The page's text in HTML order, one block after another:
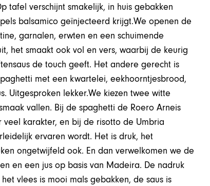
tafel verschijnt smakelijk, in huis gebakken
balsamico geïnjecteerd krijgt.We openen de
garnalen, erwten en een schuimende
het smaakt ook vol en vers, waarbij de keurig
de touch geeft. Het andere gerecht is
met een kwartelei, eekhoorntjesbrood,
Uitgesproken lekker.We kiezen twee witte
vallen. Bij de spaghetti de Roero Arneis
karakter, en bij de risotto de Umbria
ervaren wordt. Het is druk, het
ongetwijfeld ook. En dan verwelkomen we de
en een jus op basis van Madeira. De nadruk
vlees is mooi mals gebakken, de saus is